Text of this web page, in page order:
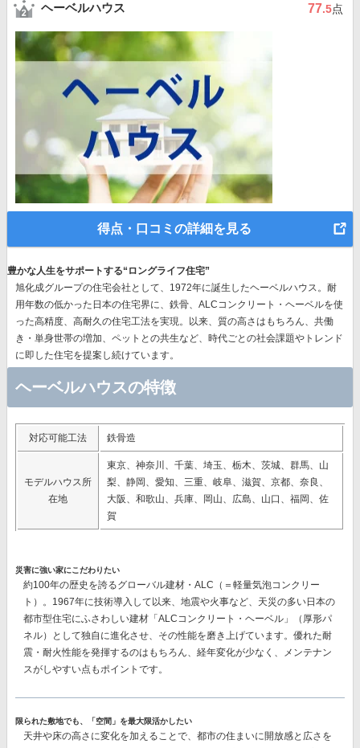
ヘーベルハウス 77.5点
得点・口コミの詳細を見る
豊かな人生をサポートする“ロングライフ住宅”
旭化成グループの住宅会社として、1972年に誕生したヘーベルハウス。耐
用年数の低かった日本の住宅界に、鉄骨、ALCコンクリート・ヘーベルを使
った高精度、高耐久の住宅工法を実現。以来、質の高さはもちろん、共働
き・単身世帯の増加、ペットとの共生など、時代ごとの社会課題やトレンド
に即した住宅を提案し続けています。
ヘーベルハウスの特徴
対応可能工法 鉄骨造
モデルハウス所
在地
東京、神奈川、千葉、埼玉、栃木、茨城、群馬、山
梨、静岡、愛知、三重、岐阜、滋賀、京都、奈良、
大阪、和歌山、兵庫、岡山、広島、山口、福岡、佐
賀
災害に強い家にこだわりたい
約100年の歴史を誇るグローバル建材・ALC（＝軽量気泡コンクリー
ト）。1967年に技術導入して以来、地震や火事など、天災の多い日本の
都市型住宅にふさわしい建材 「ALCコンクリート・ヘーベル」（厚形パ
ネル）
として独自に進化させ、その性能を磨き上げています。優れた耐
震・耐火性能を発揮するのはもちろん、経年変化が少なく、メンテナン
スがしやすい点もポイントです。
限られた敷地でも、「空間」を最大限活かしたい
天井や床の高さに変化を加えることで、都市の住まいに開放感と広さを